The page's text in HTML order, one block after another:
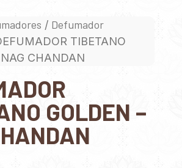
/ Defumador
TIBETANO
CHANDAN
GOLDEN –